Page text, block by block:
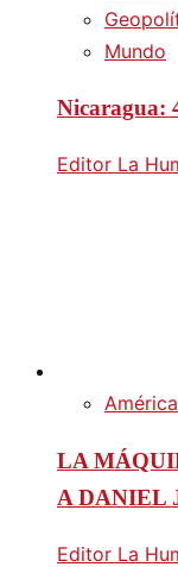
Mundo
Nicaragua:
Editor La
LA
A DANIEL
Editor La